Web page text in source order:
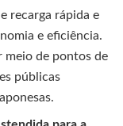
recarga rápida e
e eficiência.
meio de pontos de
públicas